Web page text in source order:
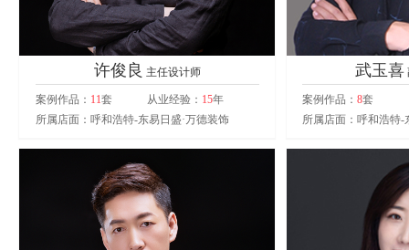
许俊良 主任设计师
案例作品： 11套 从业经验： 15年
所属店面：呼和浩特-东易日盛·万德装饰
武玉喜
案例作品：8套
所属店面：呼和浩特-